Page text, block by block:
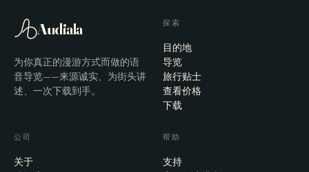
Audiala
为你真正的漫游方式而做的语
音导览——来源诚实、为街头讲
述、一次下载到手。
探索
目的地
导览
旅行贴士
查看价格
下载
公司
关于
帮助
支持